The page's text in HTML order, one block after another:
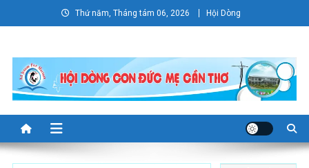
to
Thứ năm, Tháng tám 06, 2026 Hội Dòng